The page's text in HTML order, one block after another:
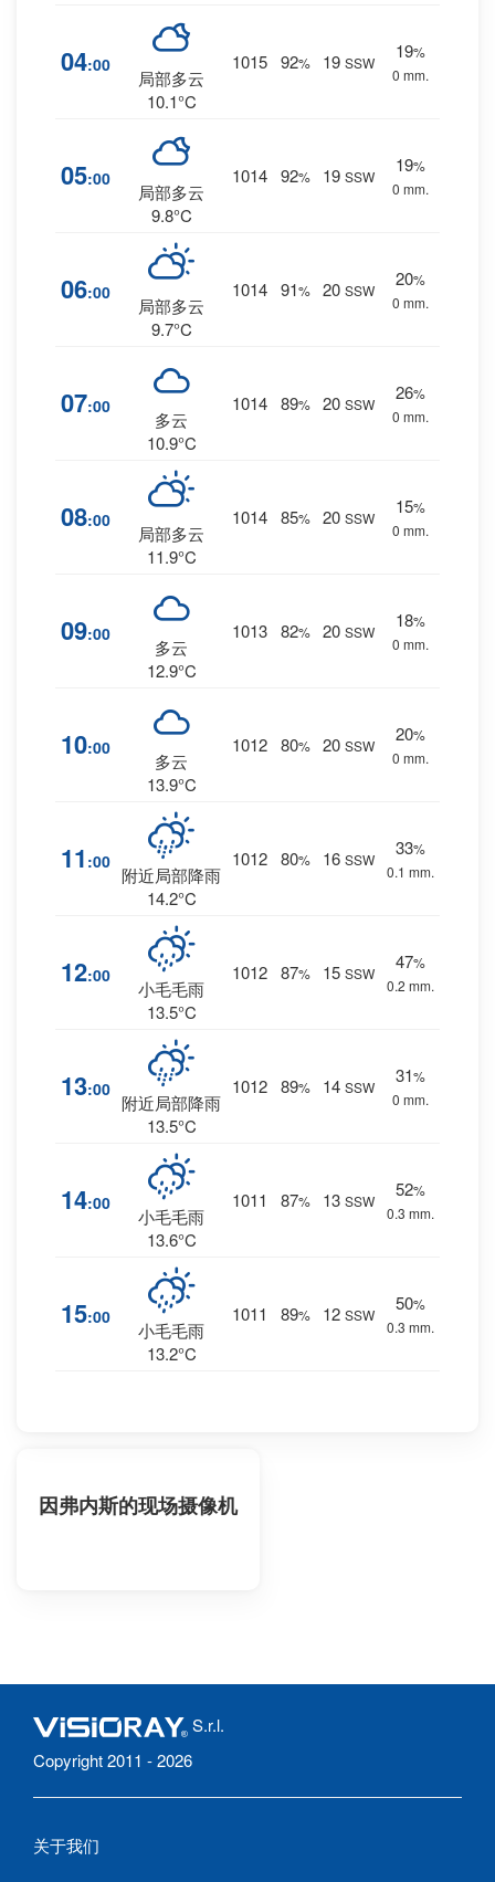
04:00
局部多云
10.1°C
1015 92% 19 SSW
19%
0 mm.
05:00
局部多云
9.8°C
1014 92% 19 SSW
19%
0 mm.
06:00
局部多云
9.7°C
1014 91% 20 SSW
20%
0 mm.
07:00
多云
10.9°C
1014 89% 20 SSW
26%
0 mm.
08:00
局部多云
11.9°C
1014 85% 20 SSW
15%
0 mm.
09:00
多云
12.9°C
1013 82% 20 SSW
18%
0 mm.
10:00
多云
13.9°C
1012 80% 20 SSW
20%
0 mm.
11 :00
附近局部降雨
14.2°C
1012 80% 16 SSW
33%
0.1 mm.
12:00
小毛毛雨
13.5°C
1012 87% 15 SSW
47%
0.2 mm.
13:00
附近局部降雨
13.5°C
1012 89% 14 SSW
31%
0 mm.
14:00
小毛毛雨
13.6°C
1011 87% 13 SSW
52%
0.3 mm.
15:00
小毛毛雨
13.2°C
1011 89% 12 SSW
50%
0.3 mm.
因弗内斯的现场摄像机
S.r.l.
Copyright 2011 - 2026
关于我们